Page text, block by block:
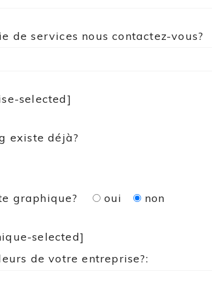
de services nous contactez-vous?
selected]
existe déjà?
graphique? oui non
selected]
de votre entreprise?: